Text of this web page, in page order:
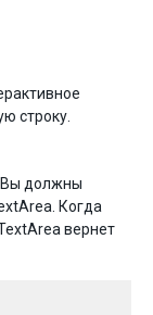
строку.
Вы должны
Когда
вернет